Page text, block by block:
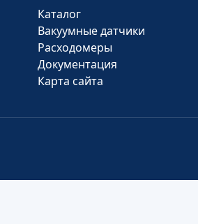
Каталог
Вакуумные датчики
Расходомеры
Документация
Карта сайта